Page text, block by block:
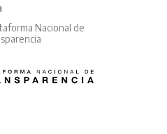
Nacional de